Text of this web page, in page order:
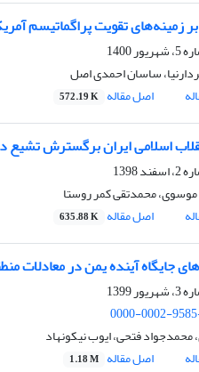
ساسان احمدی اصل
اصل مقاله 572.19 K
محمدتقی کمر روستا
اصل مقاله 635.88 K
0000-0002-
محمدجواد فتحی، ایوب نیکونهاد
اصل مقاله 1.18 M